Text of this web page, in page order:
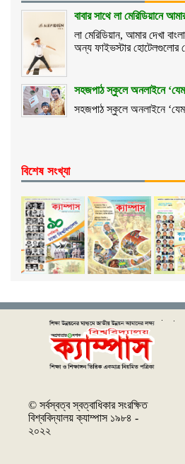
বাবার সাথে লা মেরিডিয়ানে
লা মেরিডিয়ান, আমার দেখা
অন্য ফাইভস্টার হোটেলগুলোর
সহজপাঠ স্কুলে অনলাইনে
সহজপাঠ স্কুলে অনলাইনে
বিশেষ সংখ্যা
© সর্বস্বত্ব স্বত্বাধিকার সংরক্ষিত
বিশ্ববিদ্যালয় ক্যাম্পাস ১৯৮৪ -
২০২২